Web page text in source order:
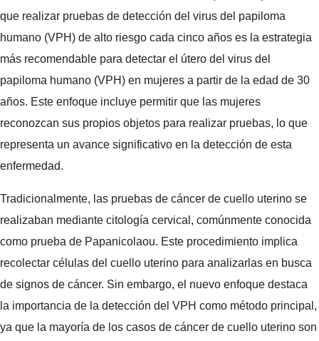
que realizar pruebas de detección del virus del papiloma
humano (VPH) de alto riesgo cada cinco años es la estrategia
más recomendable para detectar el útero del virus del
papiloma humano (VPH) en mujeres a partir de la edad de 30
años. Este enfoque incluye permitir que las mujeres
reconozcan sus propios objetos para realizar pruebas, lo que
representa un avance significativo en la detección de esta
enfermedad.
Tradicionalmente, las pruebas de cáncer de cuello uterino se
realizaban mediante citología cervical, comúnmente conocida
como prueba de Papanicolaou. Este procedimiento implica
recolectar células del cuello uterino para analizarlas en busca
de signos de cáncer. Sin embargo, el nuevo enfoque destaca
la importancia de la detección del VPH como método principal,
ya que la mayoría de los casos de cáncer de cuello uterino son